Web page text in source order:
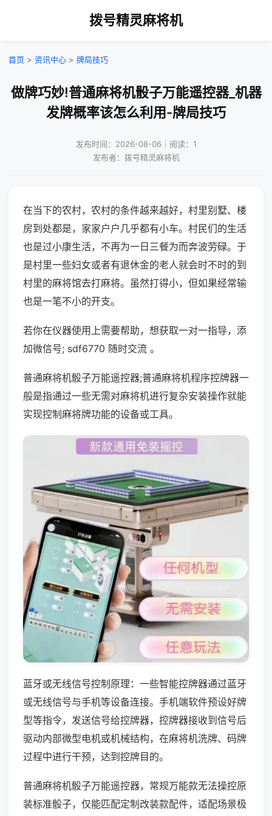
拨号精灵麻将机
首页 > 资讯中心 > 牌局技巧
做牌巧妙!普通麻将机骰子万能遥控器_机器
发牌概率该怎么利用-牌局技巧
发布时间：2026-08-06｜阅读：1
发布者：拨号精灵麻将机
在当下的农村，农村的条件越来越好，村里别墅、楼
房到处都是，家家户户几乎都有小车。村民们的生活
也是过小康生活，不再为一日三餐为而奔波劳碌。于
是村里一些妇女或者有退休金的老人就会时不时的到
村里的麻将馆去打麻将。虽然打得小，但如果经常输
也是一笔不小的开支。
若你在仪器使用上需要帮助，想获取一对一指导，添
加微信号; sdf6770 随时交流 。
普通麻将机骰子万能遥控器;普通麻将机程序控牌器一
般是指通过一些无需对麻将机进行复杂安装操作就能
实现控制麻将牌功能的设备或工具。
蓝牙或无线信号控制原理：一些智能控牌器通过蓝牙
或无线信号与手机等设备连接。手机端软件预设好牌
型等指令，发送信号给控牌器，控牌器接收到信号后
驱动内部微型电机或机械结构，在麻将机洗牌、码牌
过程中进行干预，达到控牌目的。
普通麻将机骰子万能遥控器，常规万能款无法操控原
装标准骰子，仅能匹配定制改装款配件，适配场景极